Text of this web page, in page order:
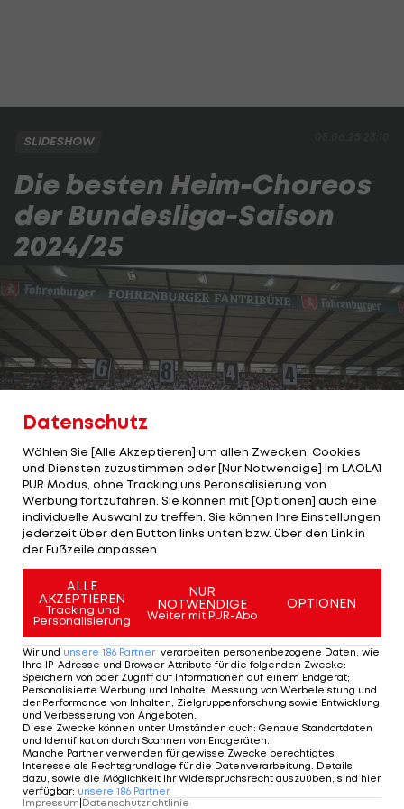
SLIDESHOW
Die besten Heim-Choreos
der Bundesliga-Saison
2024/25
2/67 Foto: GEPA
SCR Altach
gegen FK Austria Wien
2 VON 67
KOMMENTARE
Datenschutz
Wählen Sie [Alle Akzeptieren] um allen Zwecken, Cookies
und Diensten zuzustimmen oder [Nur Notwendige] im LAOLA1
PUR Modus, ohne Tracking uns Peronsalisierung von
Werbung fortzufahren. Sie können mit [Optionen] auch eine
individuelle Auswahl zu treffen. Sie können Ihre Einstellungen
jederzeit über den Button links unten bzw. über den Link in
der Fußzeile anpassen.
ALLE
AKZEPTIEREN
Tracking und
Personalisierung
NUR
NOTWENDIGE
Weiter mit PUR-Abo
OPTIONEN
Wir und unsere 186 Partner verarbeiten personenbezogene Daten, wie
Ihre IP-Adresse und Browser-Attribute für die folgenden Zwecke:
Speichern von oder Zugriff auf Informationen auf einem Endgerät;
Personalisierte Werbung und Inhalte, Messung von Werbeleistung und
der Performance von Inhalten, Zielgruppenforschung sowie Entwicklung
und Verbesserung von Angeboten.
Diese Zwecke können unter Umständen auch: Genaue Standortdaten
und Identifikation durch Scannen von Endgeräten.
Manche Partner verwenden für gewisse Zwecke berechtigtes
Interesse als Rechtsgrundlage für die Datenverarbeitung. Details
dazu, sowie die Möglichkeit Ihr Widerspruchsrecht auszuüben, sind hier
verfügbar: unsere 186 Partner
Impressum Datenschutzrichtlinie